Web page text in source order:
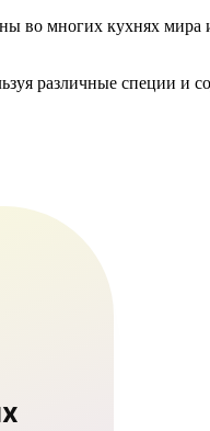
во многих кухнях мира
различные специи и